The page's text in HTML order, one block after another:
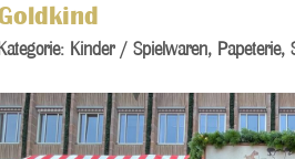
Kinder / Spielwaren,